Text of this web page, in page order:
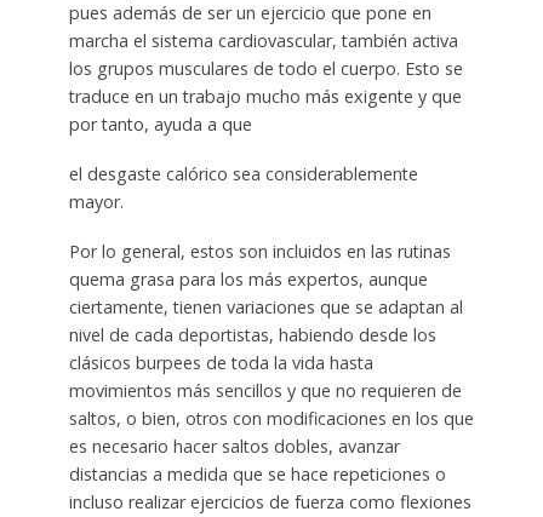
pues además de ser un ejercicio que pone en
marcha el sistema cardiovascular, también activa
los grupos musculares de todo el cuerpo. Esto se
traduce en un trabajo mucho más exigente y que
por tanto, ayuda a que
el desgaste calórico sea considerablemente
mayor.
Por lo general, estos son incluidos en las rutinas
quema grasa para los más expertos, aunque
ciertamente, tienen variaciones que se adaptan al
nivel de cada deportistas, habiendo desde los
clásicos burpees de toda la vida hasta
movimientos más sencillos y que no requieren de
saltos, o bien, otros con modificaciones en los que
es necesario hacer saltos dobles, avanzar
distancias a medida que se hace repeticiones o
incluso realizar ejercicios de fuerza como flexiones